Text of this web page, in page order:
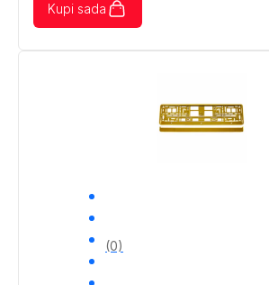
Kupi sada
(0)